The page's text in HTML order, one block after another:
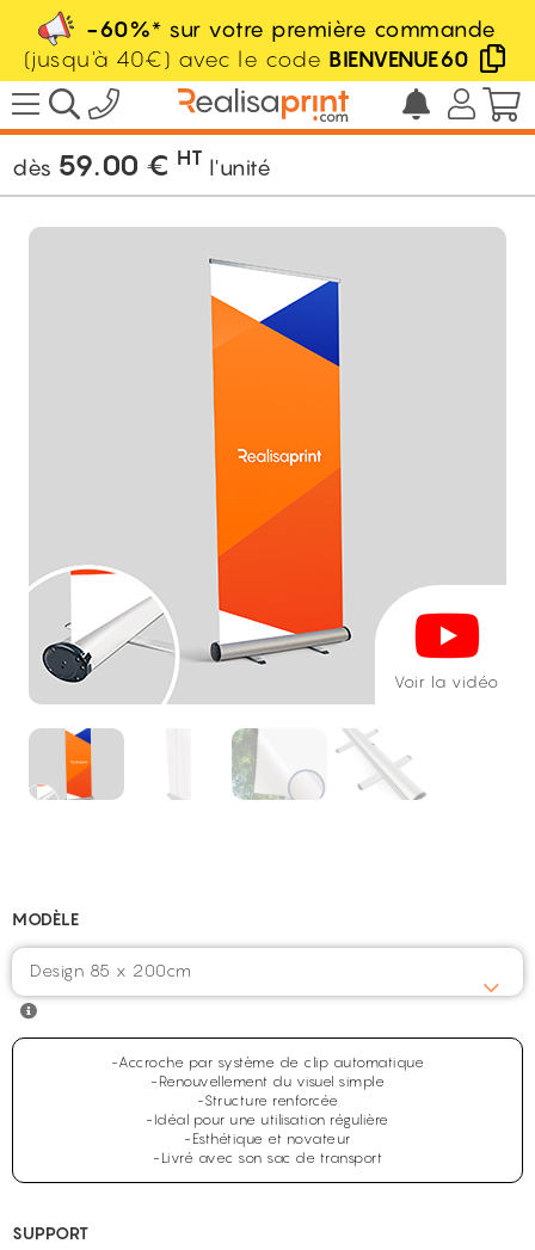
-60%* sur votre première commande
(jusqu'à 40€) avec le code BIENVENUE60
/ Display / Stand / Roll'up / Roll'up Haut
de gamme
dès 59.00 € HT l'unité
Voir la vidéo
MODÈLE
Design 85 x 200cm
-Accroche par système de clip automatique
-Renouvellement du visuel simple
-Structure renforcée
-Idéal pour une utilisation régulière
-Esthétique et novateur
-Livré avec son sac de transport
SUPPORT